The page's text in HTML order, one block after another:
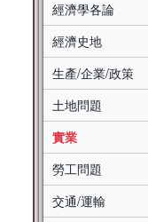
經濟學各論
經濟史地
生產/企業/政策
土地問題
實業
勞工問題
交通/運輸